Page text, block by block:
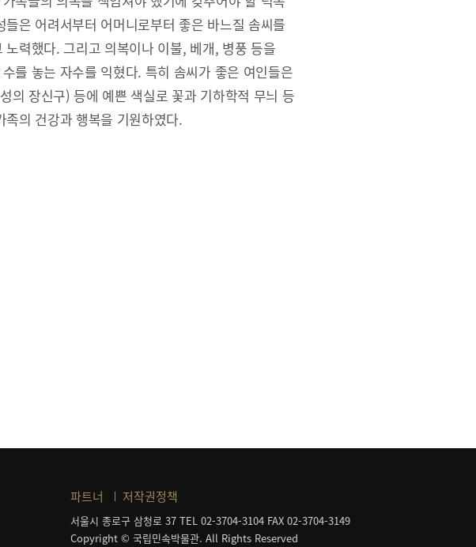
은 어려서부터 어머니로부터 좋은 바느질 솜씨를
력했다. 그리고 의복이나 이불, 베개, 병풍 등을
를 놓는 자수를 익혔다. 특히 솜씨가 좋은 여인들은
의 장신구) 등에 예쁜 색실로 꽃과 기하학적 무늬 등
의 건강과 행복을 기원하였다.
파트너 저작권정책
서울시 종로구 삼청로 37 TEL 02-3704-3104 FAX 02-3704-3149
Copyright © 국립민속박물관. All Rights Reserved